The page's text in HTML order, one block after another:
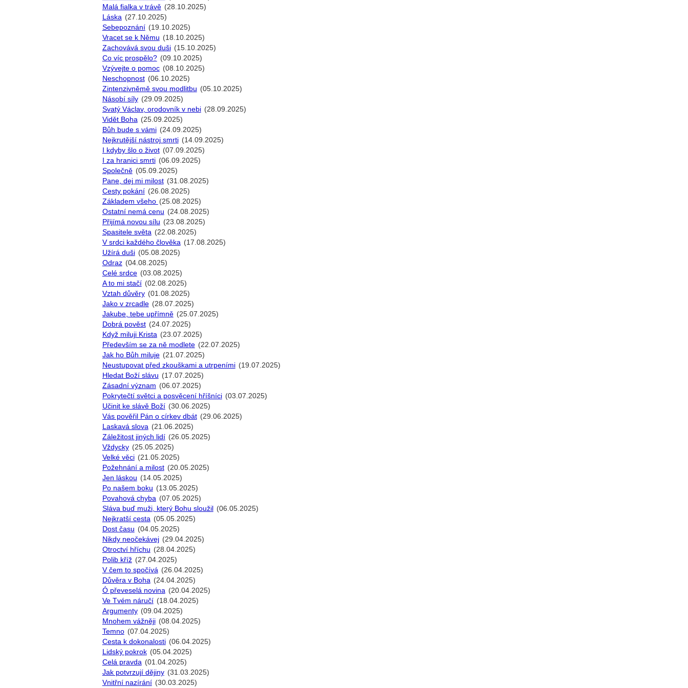
Malá fialka v trávě (28.10.2025)
Láska (27.10.2025)
Sebepoznání (19.10.2025)
Vracet se k Němu (18.10.2025)
Zachovává svou duši (15.10.2025)
Co víc prospělo? (09.10.2025)
Vzývejte o pomoc (08.10.2025)
Neschopnost (06.10.2025)
Zintenzivněmě svou modlitbu (05.10.2025)
Násobí síly (29.09.2025)
Svatý Václav, orodovník v nebi (28.09.2025)
Vidět Boha (25.09.2025)
Bůh bude s vámi (24.09.2025)
Nejkrutější nástroj smrti (14.09.2025)
I kdyby šlo o život (07.09.2025)
I za hranici smrti (06.09.2025)
Společně (05.09.2025)
Pane, dej mi milost (31.08.2025)
Cesty pokání (26.08.2025)
Základem všeho (25.08.2025)
Ostatní nemá cenu (24.08.2025)
Přijímá novou sílu (23.08.2025)
Spasitele světa (22.08.2025)
V srdci každého člověka (17.08.2025)
Užírá duši (05.08.2025)
Odraz (04.08.2025)
Celé srdce (03.08.2025)
A to mi stačí (02.08.2025)
Vztah důvěry (01.08.2025)
Jako v zrcadle (28.07.2025)
Jakube, tebe upřímně (25.07.2025)
Dobrá pověst (24.07.2025)
Když miluji Krista (23.07.2025)
Především se za ně modlete (22.07.2025)
Jak ho Bůh miluje (21.07.2025)
Neustupovat před zkouškami a utrpeními (19.07.2025)
Hledat Boží slávu (17.07.2025)
Zásadní význam (06.07.2025)
Pokrytečtí světci a posvěcení hříšníci (03.07.2025)
Učinit ke slávě Boží (30.06.2025)
Vás pověřil Pán o církev dbát (29.06.2025)
Laskavá slova (21.06.2025)
Záležitost jiných lidí (26.05.2025)
Vždycky (25.05.2025)
Velké věci (21.05.2025)
Požehnání a milost (20.05.2025)
Jen láskou (14.05.2025)
Po našem boku (13.05.2025)
Povahová chyba (07.05.2025)
Sláva buď muži, který Bohu sloužil
(06.05.2025)
Nejkratší cesta (05.05.2025)
Dost času (04.05.2025)
Nikdy neočekávej (29.04.2025)
Otroctví hříchu (28.04.2025)
Polib kříž (27.04.2025)
V čem to spočívá (26.04.2025)
Důvěra v Boha (24.04.2025)
Ó převeselá novina (20.04.2025)
Ve Tvém náručí (18.04.2025)
Argumenty (09.04.2025)
Mnohem vážněji (08.04.2025)
Temno (07.04.2025)
Cesta k dokonalosti (06.04.2025)
Lidský pokrok (05.04.2025)
Celá pravda (01.04.2025)
Jak potvrzují dějiny (31.03.2025)
Vnitřní nazírání (30.03.2025)